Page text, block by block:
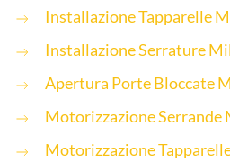
Installazione Tapparelle
Installazione Serrature
Apertura Porte Bloccate
Motorizzazione Serrande
Motorizzazione